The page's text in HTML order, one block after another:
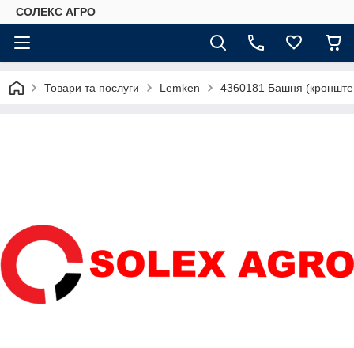
СОЛЕКС АГРО
Товари та послуги Lemken 4360181 Башня